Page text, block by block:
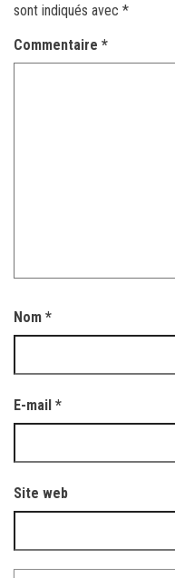
sont indiqués avec *
Commentaire *
Nom *
E-mail *
Site web